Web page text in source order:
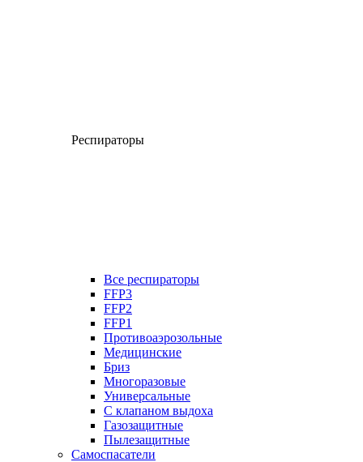
Респираторы
Все респираторы
FFP3
FFP2
FFP1
Противоаэрозольные
Медицинские
Бриз
Многоразовые
Универсальные
С клапаном выдоха
Газозащитные
Пылезащитные
Самоспасатели